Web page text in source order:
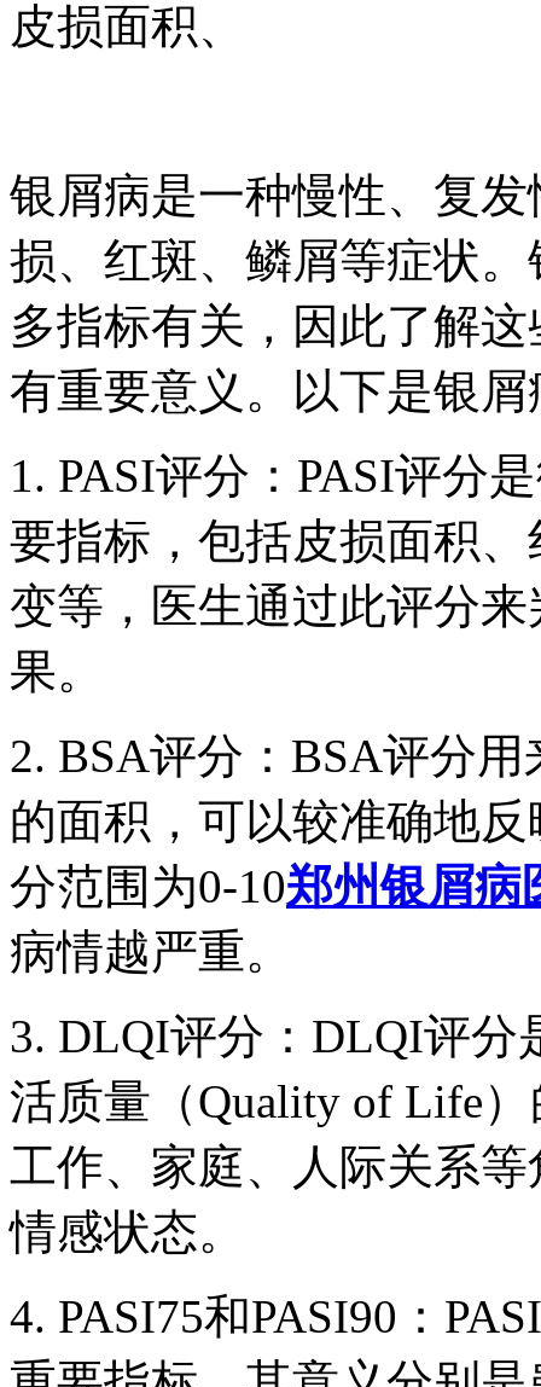
皮损面积、
银屑病是一种慢性、复
损、红斑、鳞屑等症状
多指标有关，因此了解
有重要意义。以下是银
1. PASI评分：PASI评分
要指标，包括皮损面积
变等，医生通过此评分
果。
2. BSA评分：BSA评分
的面积，可以较准确地
分范围为0-10郑州银屑病
病情越严重。
3. DLQI评分：DLQI评分
活质量（Quality of Life
工作、家庭、人际关系
情感状态。
4. PASI75和PASI90：